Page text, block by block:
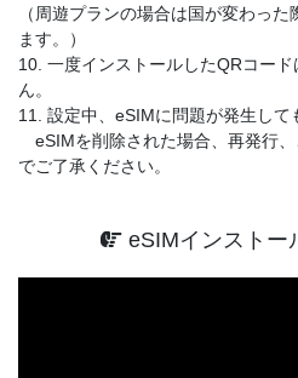
（周遊プランの場合は国が変わっ
ます。）
10. 一度インストールしたQRコー
ん。
11. 設定中、eSIMに問題が発生して
eSIMを削除された場合、再発行
でご了承ください。
eSIMインストー